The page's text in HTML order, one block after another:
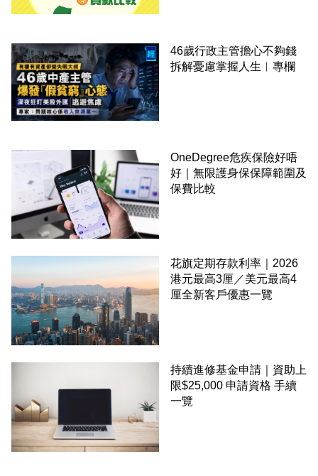
46歲行政主管擔心不夠錢
拆解憂慮掌握人生︳專欄
OneDegree危疾保險好唔
好｜無限護身保保障範圍及
保費比較
花旗定期存款利率｜2026
港元最高3厘／美元最高4
厘全新客戶優惠一覽
持續進修基金申請｜資助上
限$25,000 申請資格 手續
一覽